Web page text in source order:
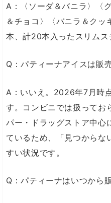
A：〈ソーダ＆バニラ〉〈
＆チョコ〉〈バニラ＆ク
本、計20本入ったスリムス
Q：パティーナアイスは販
A：いいえ。2026年7月時
す。コンビニでは扱ってお
パー・ドラッグストア中心
ているため、「見つからな
すい状況です。
Q：パティーナはいつから